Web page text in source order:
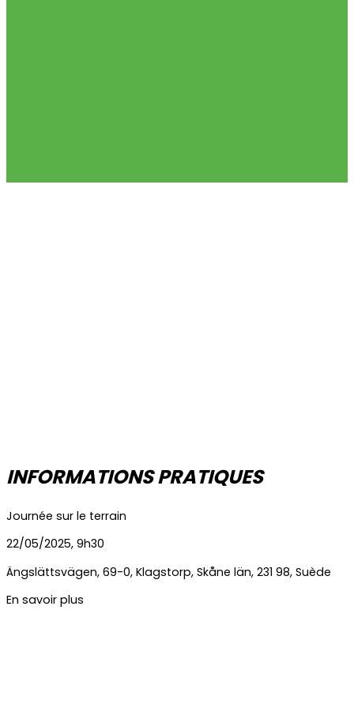
INFORMATIONS PRATIQUES
Journée sur le terrain
22/05/2025, 9h30
Ängslättsvägen, 69-0, Klagstorp, Skåne län, 231 98, Suède
En savoir plus